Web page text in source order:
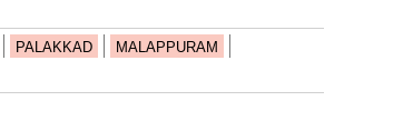
PALAKKAD
MALAPPURAM